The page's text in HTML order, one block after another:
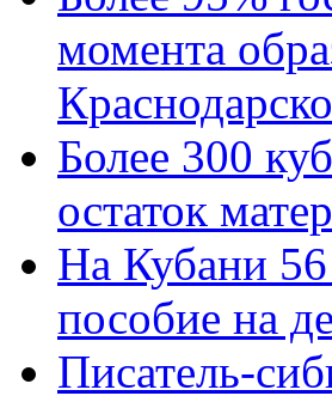
момента
Более 300
остаток
На Кубани
пособие на
Писатель-